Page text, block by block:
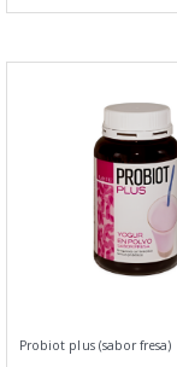
Probiot plus (sabor fresa)